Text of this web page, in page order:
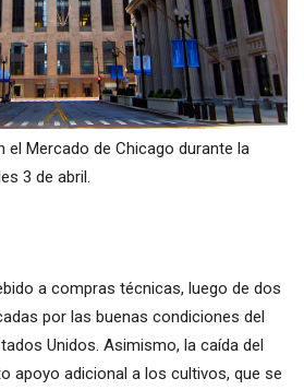
el Mercado de Chicago durante la
3 de abril.
a compras técnicas, luego de dos
por las buenas condiciones del
Unidos. Asimismo, la caída del
apoyo adicional a los cultivos, que se